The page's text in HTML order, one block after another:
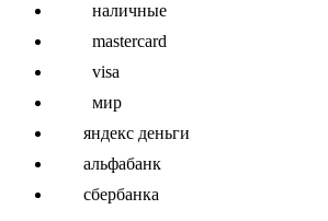
наличные
mastercard
visa
мир
яндекс деньги
альфабанк
сбербанка